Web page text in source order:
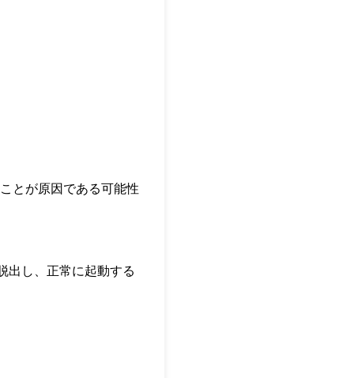
とが原因である可能性
出し、正常に起動する